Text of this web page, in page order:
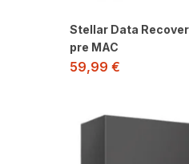
Stellar Data
pre MAC
59,99 €